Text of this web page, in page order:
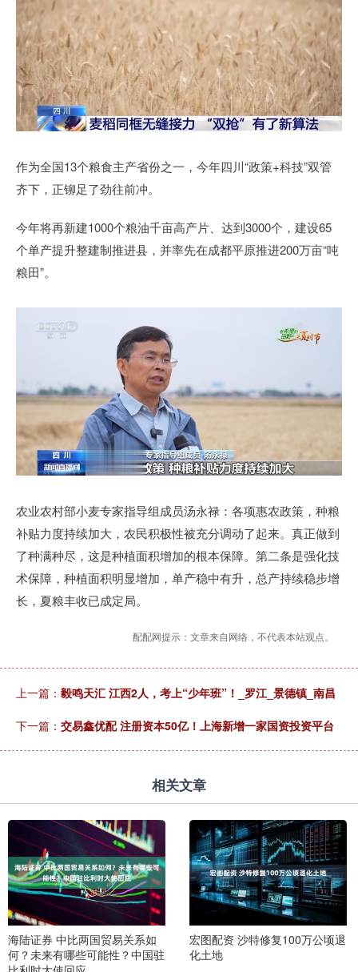
作为全国13个粮食主产省份之一，今年四川“政策+科技”双管
齐下，正铆足了劲往前冲。
今年将再新建1000个粮油千亩高产片、达到3000个，建设65
个单产提升整建制推进县，并率先在成都平原推进200万亩“吨
粮田”。
农业农村部小麦专家指导组成员汤永禄：各项惠农政策，种粮
补贴力度持续加大，农民积极性被充分调动了起来。真正做到
了种满种尽，这是种植面积增加的根本保障。第二条是强化技
术保障，种植面积明显增加，单产稳中有升，总产持续稳步增
长，夏粮丰收已成定局。
配配网提示：文章来自网络，不代表本站观点。
上一篇： 毅鸣天汇 江西2人，考上“少年班”！_罗江_景德镇_南昌
下一篇： 交易鑫优配 注册资本50亿！上海新增一家国资投资平台
相关文章
海陆证券 中比两国贸易关系如
何？未来有哪些可能性？中国驻
宏图配资 沙特修复100万公顷退
化土地